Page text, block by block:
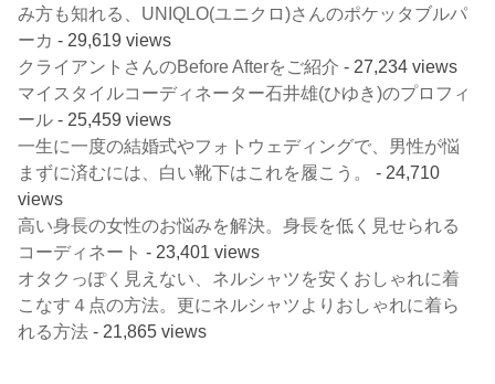
み方も知れる、UNIQLO(ユニクロ)さんのポケッタブルパ
ーカ - 29,619 views
クライアントさんのBefore Afterをご紹介 - 27,234 views
マイスタイルコーディネーター石井雄(ひゆき)のプロフィ
ール - 25,459 views
一生に一度の結婚式やフォトウェディングで、男性が悩
まずに済むには、白い靴下はこれを履こう。
- 24,710
views
高い身長の女性のお悩みを解決。身長を低く見せられる
コーディネート - 23,401 views
オタクっぽく見えない、ネルシャツを安くおしゃれに着
こなす４点の方法。更にネルシャツよりおしゃれに着ら
れる方法 - 21,865 views